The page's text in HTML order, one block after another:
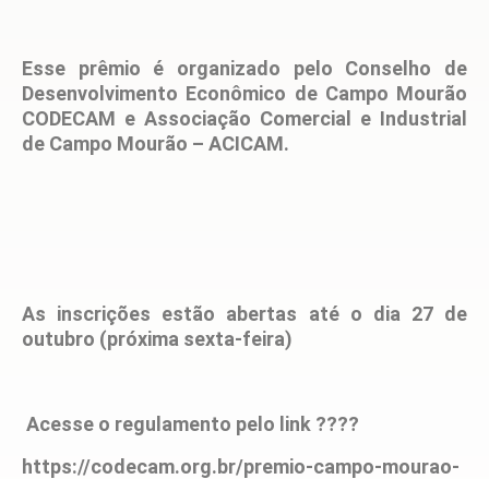
Esse prêmio é organizado pelo Conselho de
Desenvolvimento Econômico de Campo Mourão
CODECAM e Associação Comercial e Industrial
de Campo Mourão – ACICAM.
As inscrições estão abertas até o dia 27 de
outubro (próxima sexta-feira)
Acesse o regulamento pelo link ????
https://codecam.org.br/premio-campo-mourao-